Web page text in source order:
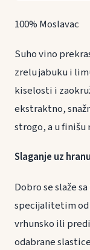
100% Moslavac
Suho vino
zrelu jabuku i
kiselosti i
ekstraktno,
strogo, a u finišu
Slaganje uz
Dobro se slaže
specijalitetim od
vrhunsko ili
odabrane